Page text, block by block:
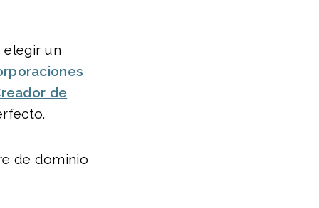
elegir un
de
de dominio